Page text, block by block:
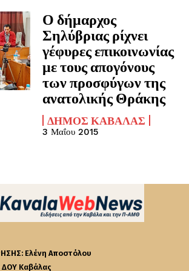
Ο δήμαρχος
Σηλύβριας ρίχνει
γέφυρες επικοινωνίας
με τους απογόνους
των προσφύγων της
ανατολικής Θράκης
ΔΉΜΟΣ ΚΑΒΆΛΑΣ
3 Μαΐου 2015
Ελένη Αποστόλου
Καβάλας